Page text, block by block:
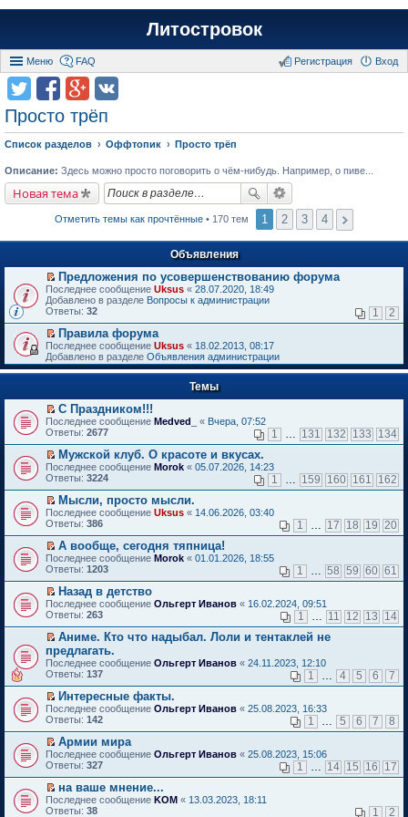
Литостровок
Меню FAQ Вход
Регистрация
Просто трёп
Список разделов Оффтопик Просто трёп
Описание: Здесь можно просто поговорить о чём-нибудь. Например, о пиве...
Новая тема
Отметить темы как прочтённые • 170 тем 1 2 3 4
Объявления
П
е
р
й
т
и
к
п
в
о
м
у
н
е
п
р
о
ч
и
т
а
н
н
о
м
у
с
о
о
б
щ
е
н
и
ю
Предложения по усовершенствованию форума
Последнее сообщение Uksus « 28.07.2020, 18:49
Добавлено в разделе Вопросы к администрации
Ответы: 32 1 2
П
е
р
е
т
и
к
п
р
в
о
м
у
н
е
п
р
о
ч
и
т
а
н
н
о
м
у
с
о
б
щ
е
н
и
ю
Правила форума
Последнее сообщение Uksus « 18.02.2013, 08:17
Добавлено в разделе Объявления администрации
Темы
П
е
е
й
т
и
к
п
е
р
в
о
м
у
н
е
п
р
о
ч
и
т
а
н
н
о
м
у
с
о
о
б
щ
е
н
и
С Праздником!!!
Последнее сообщение Medved_ « Вчера, 07:52
Ответы: 2677 1 131 132 133 134
П
е
е
й
т
и
к
п
е
р
в
о
м
у
н
е
п
р
о
и
т
а
н
н
о
м
у
с
о
о
б
Мужской клуб. О красоте и вкусах.
Последнее сообщение Morok « 05.07.2026, 14:23
Ответы: 3224 1 159 160 161 162
П
е
е
й
т
и
к
п
е
р
в
о
м
у
н
е
п
р
о
и
т
а
н
н
о
м
Мысли, просто мысли.
Последнее сообщение Uksus « 14.06.2026, 03:40
Ответы: 386 1 17 18 19 20
П
е
е
й
т
и
к
п
е
р
в
о
м
у
н
е
п
р
о
и
т
а
А вообще, сегодня тяпница!
Последнее сообщение Morok « 01.01.2026, 18:55
Ответы: 1203 1 58 59 60 61
П
е
е
й
т
и
к
п
е
р
в
о
м
у
н
е
п
р
о
Назад в детство
Последнее сообщение Ольгерт Иванов « 16.02.2024, 09:51
Ответы: 263 1 11 12 13 14
П
е
р
е
й
т
и
к
п
е
р
в
о
м
у
н
Аниме. Кто что надыбал. Лоли и тентаклей не
предлагать.
Последнее сообщение Ольгерт Иванов « 24.11.2023, 12:10
Ответы: 137 1 4 5 6 7
П
е
е
й
т
и
п
е
р
Интересные факты.
Последнее сообщение Ольгерт Иванов « 25.08.2023, 16:33
Ответы: 142 1 5 6 7 8
П
е
е
й
т
Армии мира
Последнее сообщение Ольгерт Иванов « 25.08.2023, 15:06
Ответы: 327 1 14 15 16 17
П
е
на ваше мнение...
Последнее сообщение KOM « 13.03.2023, 18:11
Ответы: 38 1 2